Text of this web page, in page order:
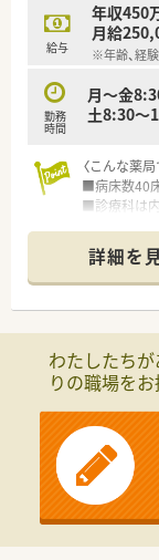
給与
年収450
月給
※年齢、経
勤務
時間
月～金
土8:30～
〈こんな薬局
■病床数40
■診療科は内
■定着率◎職
住み慣れた
■定年後の
■夏季休暇
もって勤務
■昭和35年
■医師、看護
て、臨床薬
す。
詳細を
わたしたち
りの職場をお